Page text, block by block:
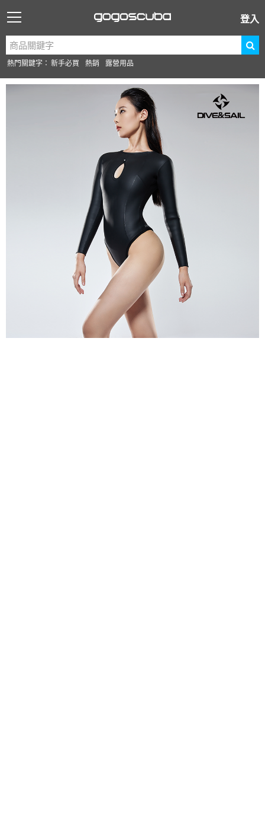
登入
熱門關鍵字： 新手必買 熱銷 露營用品